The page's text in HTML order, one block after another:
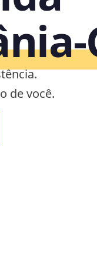
de você.